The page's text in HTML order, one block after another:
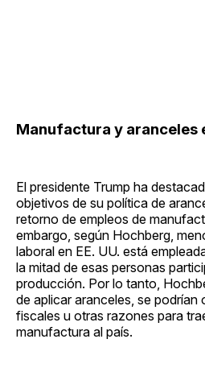
Manufactura y aranceles
El presidente Trump ha
objetivos de su política de
retorno de empleos de
embargo, según Hochberg,
laboral en EE. UU. está
la mitad de esas personas
producción. Por lo tanto,
de aplicar aranceles, se
fiscales u otras razones para
manufactura al país.